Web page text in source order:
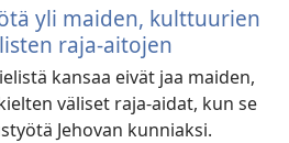
yli maiden, kulttuurien
raja-aitojen
kansaa eivät jaa maiden,
väliset raja-aidat, kun se
Jehovan kunniaksi.